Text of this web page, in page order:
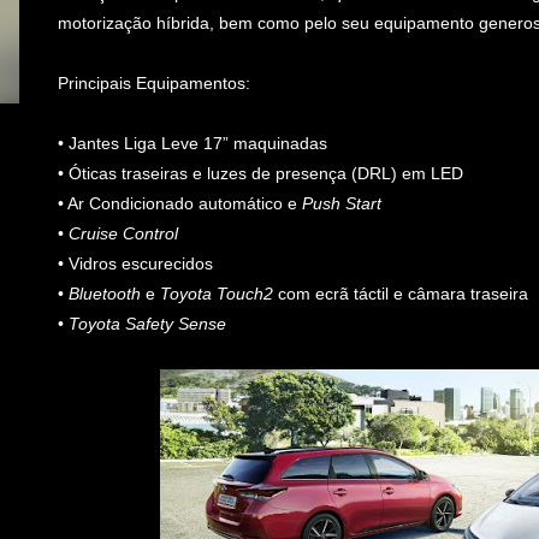
motorização híbrida, bem como pelo seu equipamento
Principais Equipamentos:
• Jantes Liga Leve 17” maquinadas
• Óticas traseiras e luzes de presença (DRL) em LED
• Ar Condicionado automático e Push Start
• Cruise Control
• Vidros escurecidos
• Bluetooth e Toyota Touch2 com ecrã táctil e câmara traseira
• Toyota Safety Sense